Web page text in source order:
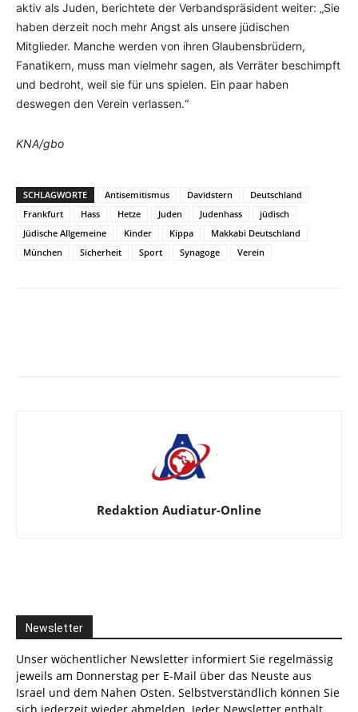
aktiv als Juden, berichtete der Verbandspräsident weiter: „Sie
haben derzeit noch mehr Angst als unsere jüdischen
Mitglieder. Manche werden von ihren Glaubensbrüdern,
Fanatikern, muss man vielmehr sagen, als Verräter beschimpft
und bedroht, weil sie für uns spielen. Ein paar haben
deswegen den Verein verlassen.“
KNA/gbo
SCHLAGWORTE Antisemitismus Davidstern
Deutschland
Frankfurt
Hass Hetze Juden Judenhass
jüdisch
Jüdische Allgemeine
Kinder Kippa
Makkabi Deutschland
München
Sicherheit Sport Synagoge Verein
Redaktion Audiatur-Online
Newsletter
Unser wöchentlicher Newsletter informiert Sie regelmässig
jeweils am Donnerstag per E-Mail über das Neuste aus
Israel und dem Nahen Osten. Selbstverständlich können Sie